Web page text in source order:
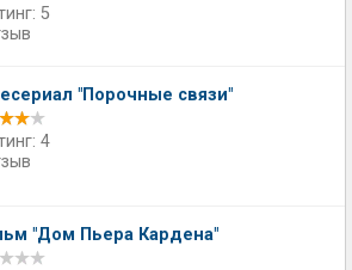
5
"Порочные связи"
4
"Дом Пьера Кардена"